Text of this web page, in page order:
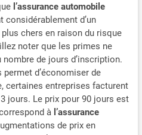
l’assurance automobile
considérablement d’un
chers en raison du risque
noter que les primes ne
de jours d’inscription.
permet d’économiser de
certaines entreprises facturent
jours. Le prix pour 90 jours est
à l’assurance
de prix en